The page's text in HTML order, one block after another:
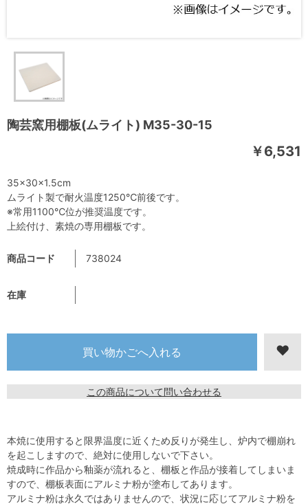
陶芸窯用棚板(ムライト) M35-30-15
￥6,531
商品コード 738024
在庫
この商品について問い合わせる
35×30×1.5cm
ムライト製で耐火温度1250℃前後です。
※常用1100℃位が推奨温度です。
上絵付け、素焼の専用棚板です。
本焼に使用すると限界温度に近くため反りが発生し、炉内で棚崩れ
を起こしますので、絶対に使用しないで下さい。
焼成時に作品から釉薬が流れると、棚板と作品が接着してしまいま
すので、棚板表面にアルミナ粉が塗布してあります。
アルミナ粉は永久ではありませんので、状況に応じてアルミナ粉を